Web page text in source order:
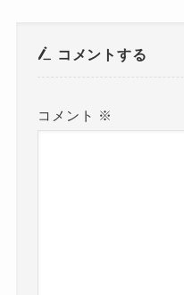
コメントする
コメント ※